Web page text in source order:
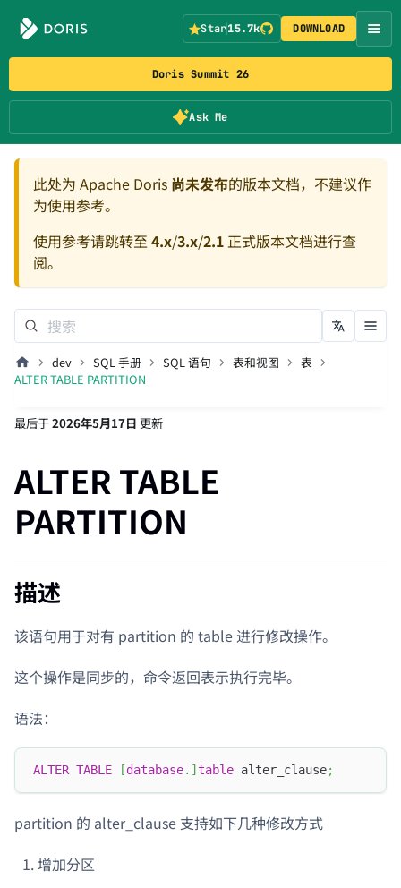
Doris Summit 26
Ask Me
Star15.7k DOWNLOAD
此处为 Apache Doris 尚未发布的版本文档，不建议作
为使用参考。
使用参考请跳转至 4.x/3.x/2.1正式版本文档进行查
阅。
dev SQL 手册 SQL 语句 表和视图
表
ALTER TABLE PARTITION
最后于2026年5月17日 更新
ALTER TABLE
PARTITION
描述
该语句用于对有 partition 的 table 进行修改操作。
这个操作是同步的，命令返回表示执行完毕。
语法：
ALTER TABLE [database. ] table alter_clause;
partition 的 alter_clause 支持如下几种修改方式
增加分区